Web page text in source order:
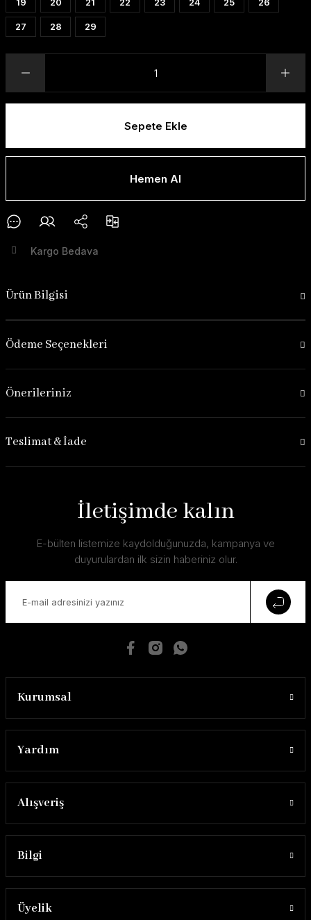
19 20 21 22 23 24 25 26
27 28 29
Sepete Ekle
Hemen Al
Kargo Bedava
Ürün Bilgisi
Ödeme Seçenekleri
Önerileriniz
Teslimat & İade
İletişimde kalın
E-bülten listemize kaydolduğunuzda, kampanya ve
duyurulardan ilk sizin haberiniz olur.
Kurumsal
Yardım
Alışveriş
Bilgi
Üyelik